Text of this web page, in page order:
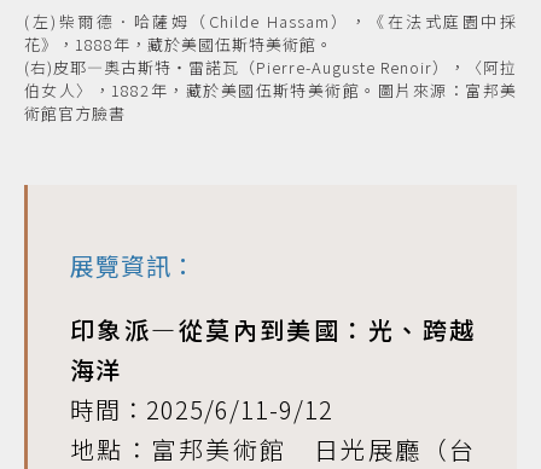
(左)柴爾德．哈薩姆（Childe Hassam），《在法式庭園中採
花》，1888年，藏於美國伍斯特美術館。
(右)皮耶—奧古斯特・雷諾瓦（Pierre-Auguste Renoir），〈阿拉
伯女人〉，1882年，藏於美國伍斯特美術館。圖片來源：富邦美
術館官方臉書
展覽資訊：
印象派—從莫內到美國：光、跨越
海洋
時間：2025/6/11-9/12
地點：富邦美術館 日光展廳（台